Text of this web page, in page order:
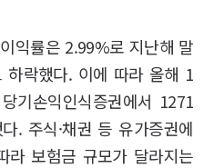
익률은 2.99%로 지난해 말
락했다. 이에 따라 올해 1
기손익인식증권에서 1271
. 주식·채권 등 유가증권에
라 보험금 규모가 달라지는